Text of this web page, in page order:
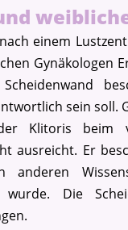
einem
Gynäkologen
sein soll.
Klitoris beim
ausreicht. Er
wurde. Die